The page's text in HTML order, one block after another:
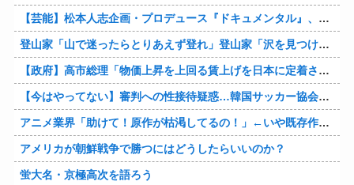
【芸能】松本人志企画・プロデュース『ドキュメンタル』、アメリカで初の制作が決定
登山家「山で迷ったらとりあえず登れ」登山家「沢を見つけて下山しろ」←これ結局どっちが正解なの？
【政府】高市総理「物価上昇を上回る賃上げを日本に定着させる」 国家公務員月給3.51％増へ 人事院の勧告を受け
【今はやってない】審判への性接待疑惑…韓国サッカー協会が声明「現在は一切発生していない」
アニメ業界「助けて！原作が枯渇してるの！」←いや既存作品の2期やったら良いよね？
アメリカが朝鮮戦争で勝つにはどうしたらいいのか？
蛍大名・京極高次を語ろう